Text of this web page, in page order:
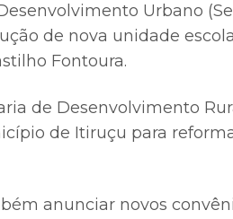
Urbano
de nova unidade
Fontoura.
de Desenvolvimento
de Itiruçu para
anunciar novos